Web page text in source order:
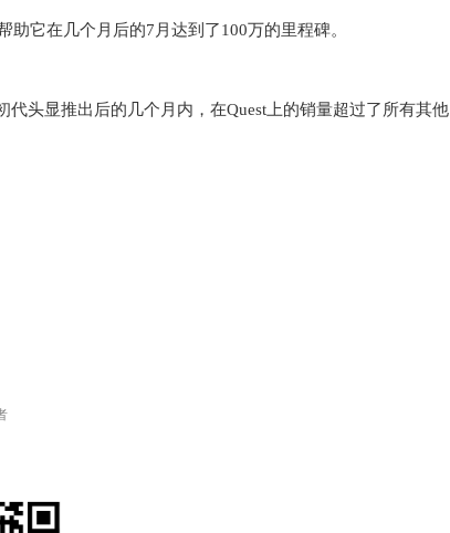
助它在几个月后的7 月达到了100万的里程碑。
代头显推出后的几个月内，在Quest 上的销量超过了所有其他